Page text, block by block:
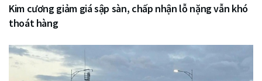
Kim cương giảm giá sập sàn, chấp nhận lỗ nặng vẫn khó
thoát hàng